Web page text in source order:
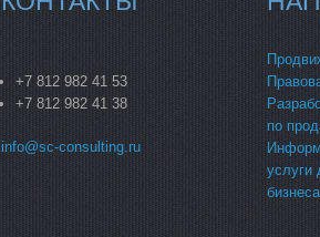
+7 812 982 41 53
+7 812 982 41 38
info@sc-consulting.ru
по
услуги